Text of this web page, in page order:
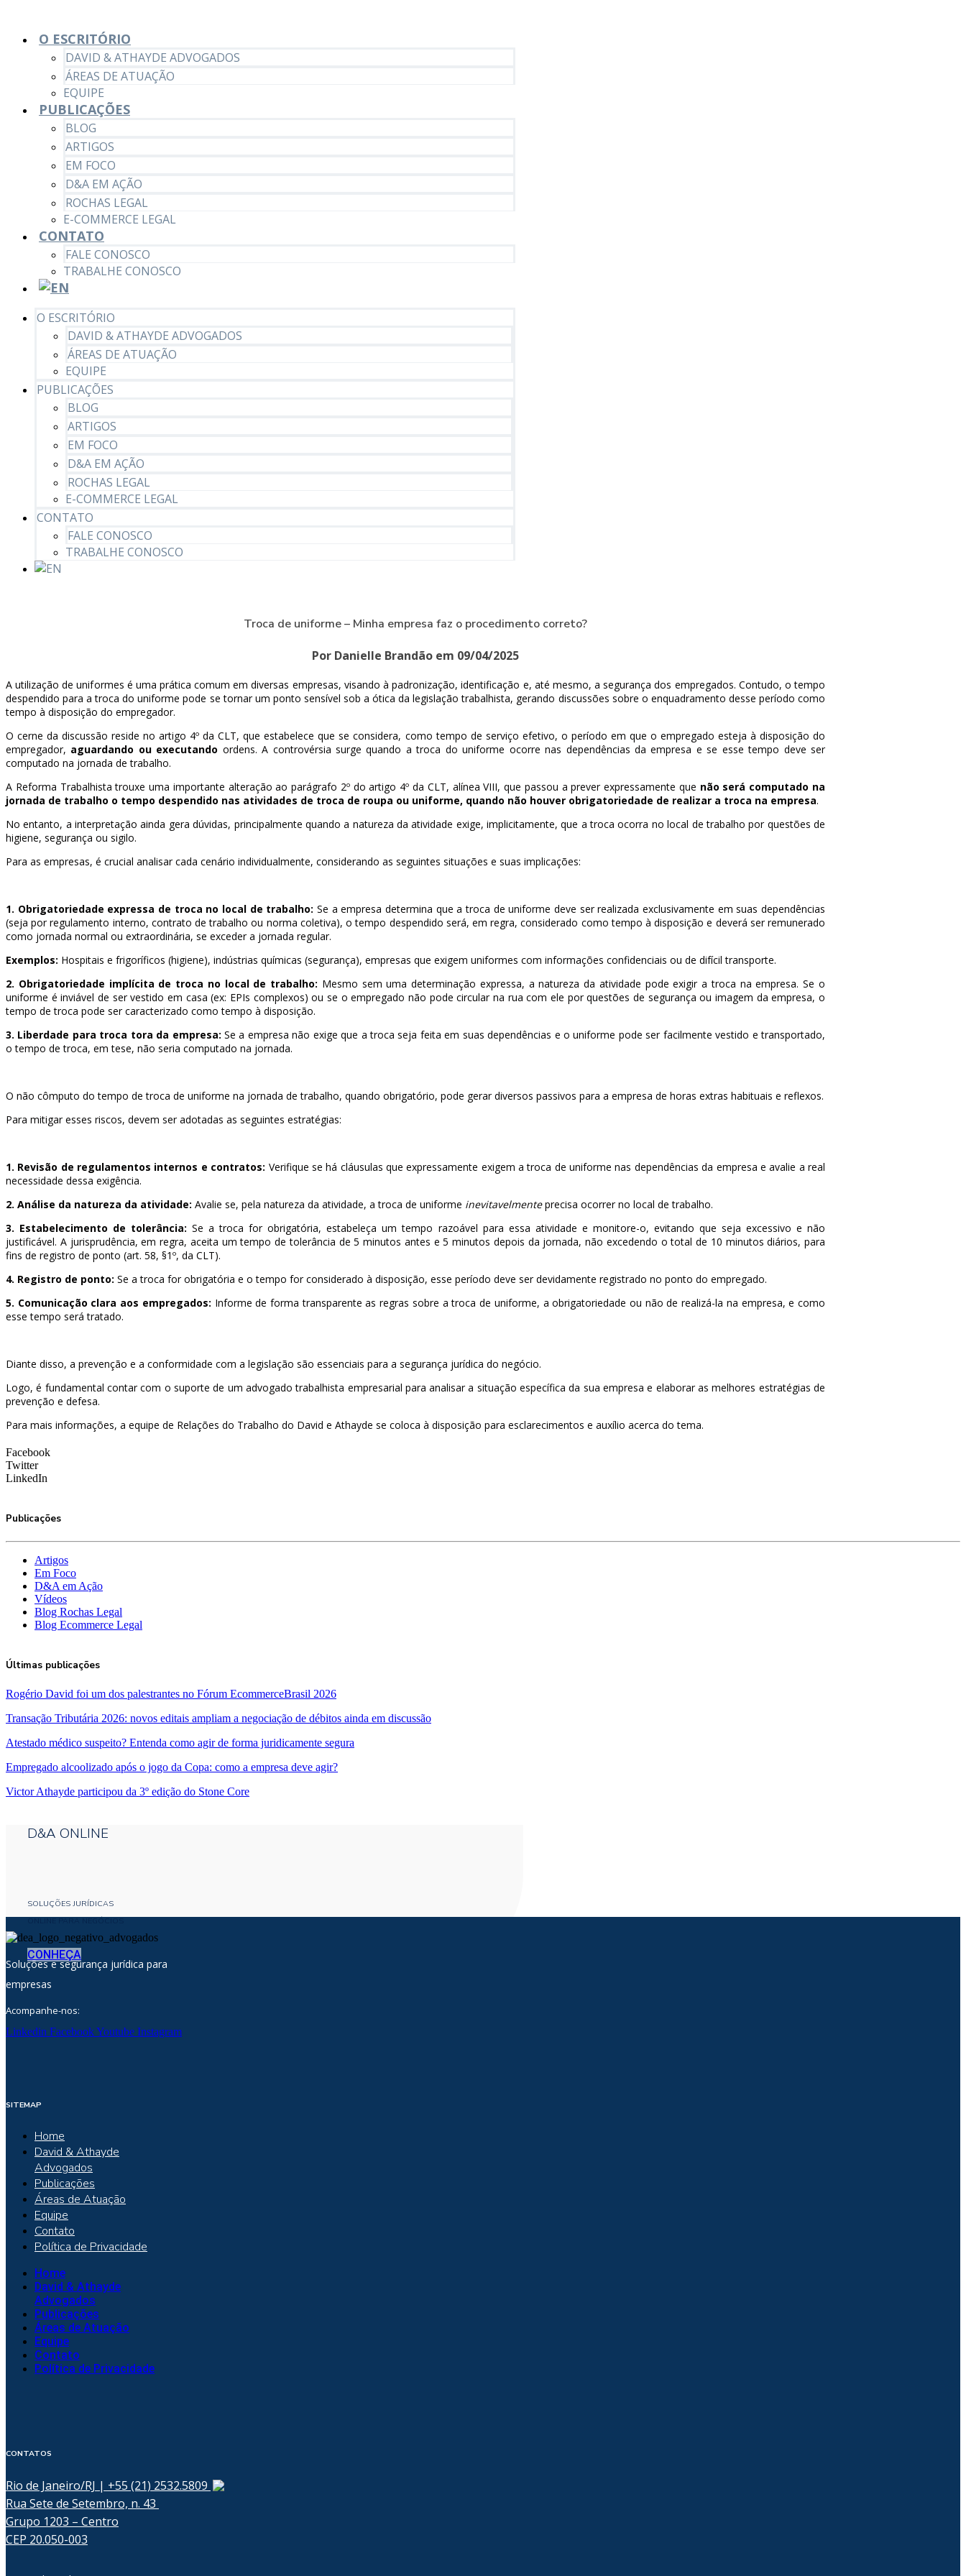
O ESCRITÓRIO
DAVID & ATHAYDE ADVOGADOS
ÁREAS DE ATUAÇÃO
EQUIPE
PUBLICAÇÕES
BLOG
ARTIGOS
EM FOCO
D&A EM AÇÃO
ROCHAS LEGAL
E-COMMERCE LEGAL
CONTATO
FALE CONOSCO
TRABALHE CONOSCO
O ESCRITÓRIO
DAVID & ATHAYDE ADVOGADOS
ÁREAS DE ATUAÇÃO
EQUIPE
PUBLICAÇÕES
BLOG
ARTIGOS
EM FOCO
D&A EM AÇÃO
ROCHAS LEGAL
E-COMMERCE LEGAL
CONTATO
FALE CONOSCO
TRABALHE CONOSCO
Troca de uniforme – Minha empresa faz o procedimento correto?
Por Danielle Brandão em 09/04/2025
A utilização de uniformes é uma prática comum em diversas empresas, visando à padronização, identificação e, até mesmo, a segurança dos empregados. Contudo, o tempo
despendido para a troca do uniforme pode se tornar um ponto sensível sob a ótica da legislação trabalhista, gerando discussões sobre o enquadramento desse período como
tempo à disposição do empregador.
O cerne da discussão reside no artigo 4º da CLT, que estabelece que se considera, como tempo de serviço efetivo, o período em que o empregado esteja à disposição do
empregador, aguardando ou executando ordens. A controvérsia surge quando a troca do uniforme ocorre nas dependências da empresa e se esse tempo deve ser
computado na jornada de trabalho.
A Reforma Trabalhista trouxe uma importante alteração ao parágrafo 2º do artigo 4º da CLT, alínea VIII, que passou a prever expressamente que não será computado na
jornada de trabalho o tempo despendido nas atividades de troca de roupa ou uniforme, quando não houver obrigatoriedade de realizar a troca na empresa.
No entanto, a interpretação ainda gera dúvidas, principalmente quando a natureza da atividade exige, implicitamente, que a troca ocorra no local de trabalho por questões de
higiene, segurança ou sigilo.
Para as empresas, é crucial analisar cada cenário individualmente, considerando as seguintes situações e suas implicações:
1. Obrigatoriedade expressa de troca no local de trabalho: Se a empresa determina que a troca de uniforme deve ser realizada exclusivamente em suas dependências
(seja por regulamento interno, contrato de trabalho ou norma coletiva), o tempo despendido será, em regra, considerado como tempo à disposição e deverá ser remunerado
como jornada normal ou extraordinária, se exceder a jornada regular.
Exemplos: Hospitais e frigoríficos (higiene), indústrias químicas (segurança), empresas que exigem uniformes com informações confidenciais ou de difícil transporte.
2. Obrigatoriedade implícita de troca no local de trabalho: Mesmo sem uma determinação expressa, a natureza da atividade pode exigir a troca na empresa. Se o
uniforme é inviável de ser vestido em casa (ex: EPIs complexos) ou se o empregado não pode circular na rua com ele por questões de segurança ou imagem da empresa, o
tempo de troca pode ser caracterizado como tempo à disposição.
3. Liberdade para troca tora da empresa: Se a empresa não exige que a troca seja feita em suas dependências e o uniforme pode ser facilmente vestido e transportado,
o tempo de troca, em tese, não seria computado na jornada.
O não cômputo do tempo de troca de uniforme na jornada de trabalho, quando obrigatório, pode gerar diversos passivos para a empresa de horas extras habituais e reflexos.
Para mitigar esses riscos, devem ser adotadas as seguintes estratégias:
1. Revisão de regulamentos internos e contratos: Verifique se há cláusulas que expressamente exigem a troca de uniforme nas dependências da empresa e avalie a real
necessidade dessa exigência.
2. Análise da natureza da atividade: Avalie se, pela natureza da atividade, a troca de uniforme inevitavelmenteprecisa ocorrer no local de trabalho.
3. Estabelecimento de tolerância: Se a troca for obrigatória, estabeleça um tempo razoável para essa atividade e monitore-o, evitando que seja excessivo e não
justificável. A jurisprudência, em regra, aceita um tempo de tolerância de 5 minutos antes e 5 minutos depois da jornada, não excedendo o total de 10 minutos diários, para
fins de registro de ponto (art. 58, §1º, da CLT).
4. Registro de ponto: Se a troca for obrigatória e o tempo for considerado à disposição, esse período deve ser devidamente registrado no ponto do empregado.
5. Comunicação clara aos empregados: Informe de forma transparente as regras sobre a troca de uniforme, a obrigatoriedade ou não de realizá-la na empresa, e como
esse tempo será tratado.
Diante disso, a prevenção e a conformidade com a legislação são essenciais para a segurança jurídica do negócio.
Logo, é fundamental contar com o suporte de um advogado trabalhista empresarial para analisar a situação específica da sua empresa e elaborar as melhores estratégias de
prevenção e defesa.
Para mais informações, a equipe de Relações do Trabalho do David e Athayde se coloca à disposição para esclarecimentos e auxílio acerca do tema.
Facebook
Twitter
LinkedIn
Publicações
Artigos
Em Foco
D&A em Ação
Vídeos
Blog Rochas Legal
Blog Ecommerce Legal
Últimas publicações
Rogério David foi um dos palestrantes no Fórum EcommerceBrasil 2026
Transação Tributária 2026: novos editais ampliam a negociação de débitos ainda em discussão
Atestado médico suspeito? Entenda como agir de forma juridicamente segura
Empregado alcoolizado após o jogo da Copa: como a empresa deve agir?
Victor Athayde participou da 3º edição do Stone Core
D&A ONLINE
SOLUÇÕES JURÍDICAS
CONHEÇA
Soluções e segurança jurídica para
empresas
Acompanhe-nos:
Linkedin FacebookYoutube Instagram
SITEMAP
Home
David & Athayde
Advogados
Publicações
Áreas de Atuação
Equipe
Contato
Política de Privacidade
Home
David & Athayde
Advogados
Publicações
Áreas de Atuação
Equipe
Contato
Política de Privacidade
CONTATOS
Rio de Janeiro/RJ | +55 (21) 2532.5809
Rua Sete de Setembro, n. 43
Grupo 1203 – Centro
CEP 20.050-003